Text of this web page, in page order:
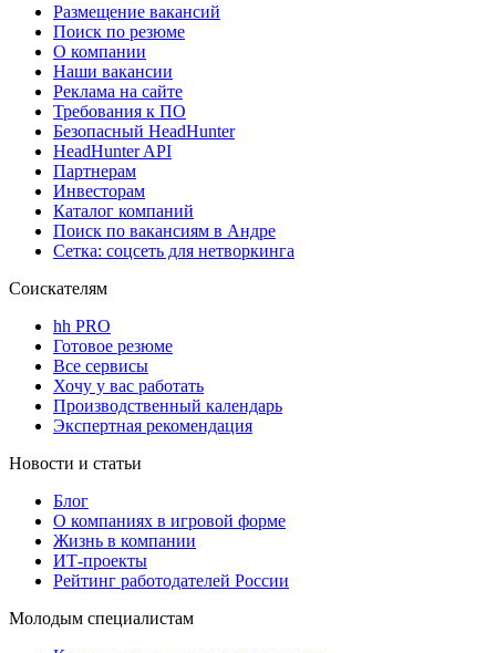
Размещение вакансий
Поиск по резюме
О компании
Наши вакансии
Реклама на сайте
Требования к ПО
Безопасный HeadHunter
HeadHunter API
Партнерам
Инвесторам
Каталог компаний
Поиск по вакансиям в Андре
Сетка: соцсеть для нетворкинга
Соискателям
hh PRO
Готовое резюме
Все сервисы
Хочу у вас работать
Производственный календарь
Экспертная рекомендация
Новости и статьи
Блог
О компаниях в игровой форме
Жизнь в компании
ИТ-проекты
Рейтинг работодателей России
Молодым специалистам